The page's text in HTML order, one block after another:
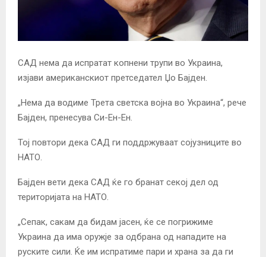
САД нема да испратат копнени трупи во Украина,
изјави американскиот претседател Џо Бајден.
„Нема да водиме Трета светска војна во Украина“, рече
Бајден, пренесува Си-Ен-Ен.
Тој повтори дека САД ги поддржуваат сојузниците во
НАТО.
Бајден вети дека САД ќе го бранат секој дел од
територијата на НАТО.
„Сепак, сакам да бидам јасен, ќе се погрижиме
Украина да има оружје за одбрана од нападите на
руските сили. Ќе им испратиме пари и храна за да ги